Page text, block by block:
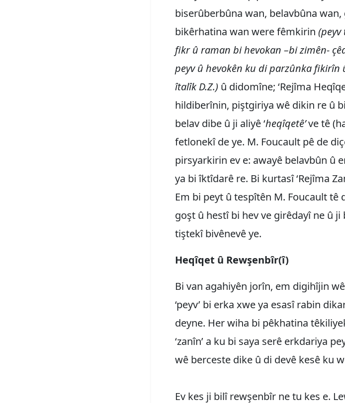
biserûberbûna wan, belavbûna
bikêrhatina wan were fêmkirin (peyv
fikr û raman bi hevokan –bi zimên-
peyv û hevokên ku di parzûnka fikirîn
îtalîk D.Z.) û didomîne; ‘Rejîma
hildiberînin, piştgiriya wê dikin re û
belav dibe û ji aliyê ‘heqîqetê’ve tê
fetlonekî de ye. M. Foucault pê de
pirsyarkirin ev e: awayê belavbûn û
ya bi îktîdarê re. Bi kurtasî ‘Rejîma
Em bi peyt û tespîtên M. Foucault tê
goşt û hestî bi hev ve girêdayî ne û ji
tiştekî bivênevê ye.
Heqîqet û Rewşenbîr(î)
Bi van agahiyên jorîn, em digihîjin
‘peyv’ bi erka xwe ya esasî rabin
deyne. Her wiha bi pêkhatina
‘zanîn’ a ku bi saya serê erkdariya
wê berceste dike û di devê kesê ku
Ev kes ji bilî rewşenbîr ne tu kes e.